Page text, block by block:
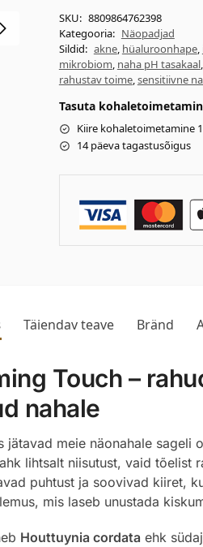
SKU: 8809864762398
Kategooria: Näopadjad
Sildid: akne, hüaluroonhape,
mikrobiom, naha pH tasakaal,
rahustav toime,sensitiivne
Tasuta
Kiire kohaletoimetamine
14 päeva tagastusõigus
Täiendav teave Bränd
Touch –
nahale
meie näonahale
lihtsalt niisutust, vaid tõelist
puhtust ja soovivad kiiret,
mis laseb unustada
Houttuynia cordata ehk